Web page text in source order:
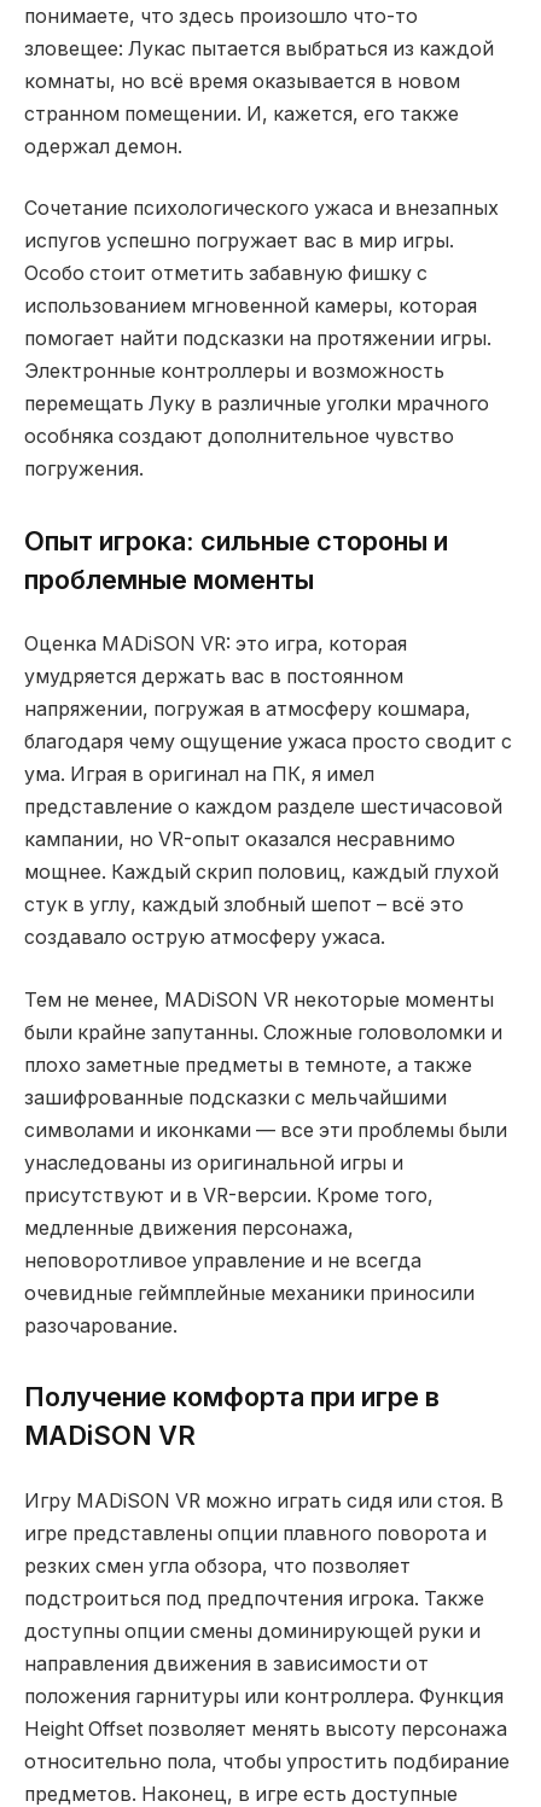
понимаете, что здесь произошло что-то
зловещее: Лукас пытается выбраться из каждой
комнаты, но всё время оказывается в новом
странном помещении. И, кажется, его также
одержал демон.
Сочетание психологического ужаса и внезапных
испугов успешно погружает вас в мир игры.
Особо стоит отметить забавную фишку с
использованием мгновенной камеры, которая
помогает найти подсказки на протяжении игры.
Электронные контроллеры и возможность
перемещать Луку в различные уголки мрачного
особняка создают дополнительное чувство
погружения.
Опыт игрока: сильные стороны и
проблемные моменты
Оценка MADiSON VR: это игра, которая
умудряется держать вас в постоянном
напряжении, погружая в атмосферу кошмара,
благодаря чему ощущение ужаса просто сводит с
ума. Играя в оригинал на ПК, я имел
представление о каждом разделе шестичасовой
кампании, но VR-опыт оказался несравнимо
мощнее. Каждый скрип половиц, каждый глухой
стук в углу, каждый злобный шепот – всё это
создавало острую атмосферу ужаса.
Тем не менее, MADiSON VR некоторые моменты
были крайне запутанны. Сложные головоломки и
плохо заметные предметы в темноте, а также
зашифрованные подсказки с мельчайшими
символами и иконками — все эти проблемы были
унаследованы из оригинальной игры и
присутствуют и в VR-версии. Кроме того,
медленные движения персонажа,
неповоротливое управление и не всегда
очевидные геймплейные механики приносили
разочарование.
Получение комфорта при игре в
MADiSON VR
Игру MADiSON VR можно играть сидя или стоя. В
игре представлены опции плавного поворота и
резких смен угла обзора, что позволяет
подстроиться под предпочтения игрока. Также
доступны опции смены доминирующей руки и
направления движения в зависимости от
положения гарнитуры или контроллера. Функция
Height Offset позволяет менять высоту персонажа
относительно пола, чтобы упростить подбирание
предметов. Наконец, в игре есть доступные